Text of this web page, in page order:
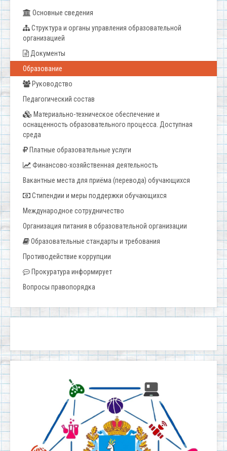
Основные сведения
Структура и органы управления образовательной
организацией
Документы
Образование
Руководство
Педагогический состав
Материально-техническое обеспечение и
оснащенность образовательного процесса. Доступная
среда
Платные образовательные услуги
Финансово-хозяйственная деятельность
Вакантные места для приёма (перевода) обучающихся
Стипендии и меры поддержки обучающихся
Международное сотрудничество
Организация питания в образовательной организации
Образовательные стандарты и требования
Противодействие коррупции
Прокуратура информирует
Вопросы правопорядка